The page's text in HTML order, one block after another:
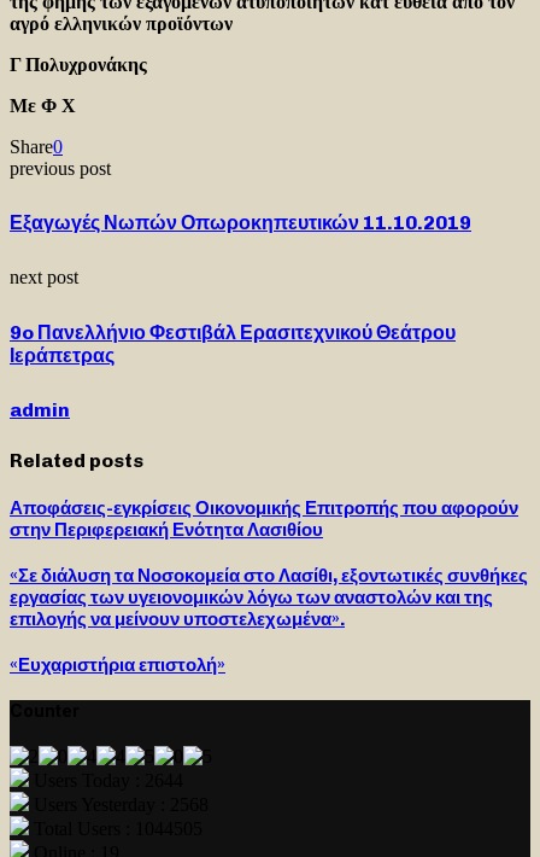
αγρό ελληνικών προϊόντων
Γ Πολυχρονάκης
Με Φ Χ
Share0
previous post
Εξαγωγές Νωπών Οπωροκηπευτικών 11.10.2019
next post
9o Πανελλήνιο Φεστιβάλ Ερασιτεχνικού Θεάτρου
Ιεράπετρας
admin
Related posts
Αποφάσεις-εγκρίσεις Οικονομικής Επιτροπής που αφορούν
στην Περιφερειακή Ενότητα Λασιθίου
«Σε διάλυση τα Νοσοκομεία στο Λασίθι, εξοντωτικές συνθήκες
εργασίας των υγειονομικών λόγω των αναστολών και της
επιλογής να μείνουν υποστελεχωμένα».
«Ευχαριστήρια επιστολή»